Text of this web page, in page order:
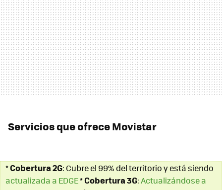
Servicios que ofrece Movistar
*Cobertura 2G: Cubre el 99% del territorio y está siendo
actualizada a EDGE*Cobertura 3G:Actualizándose a